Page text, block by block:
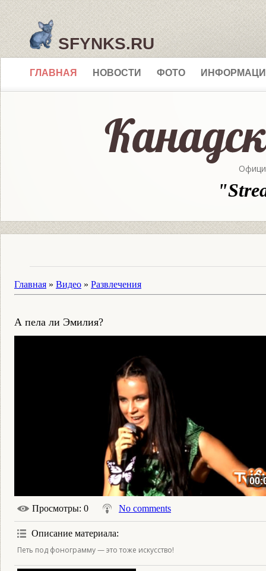
SFYNKS.RU
ГЛАВНАЯ НОВОСТИ ФОТО
Главная » Видео » Развлечения
А пела ли Эмилия?
Просмотры: 0 No comments
Описание материала:
Петь под фонограмму — это тоже искусство!